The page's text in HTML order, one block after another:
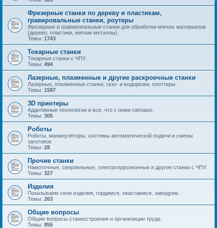
Фрезерные станки по дереву и пластикам,
гравировальные станки, роутеры
Фрезерные и гравировальные станки для обработки мягких материалов
(дерево, пластики, мягкие металлы).
Темы: 1743
Токарные станки
Токарные станки с ЧПУ.
Темы: 494
Лазерные, плазменные и другие раскроечные станки
Лазерные, плазменные станки, газо- и водорезки, плоттеры.
Темы: 1587
3D принтеры
Аддитивные технологии и все, что с ними связано.
Темы: 305
Роботы
Роботы, манипуляторы, системы автоматической подачи и смены
заготовок
Темы: 28
Прочие станки
Намоточные, сверлильные, электроэррозионные и другие станки с ЧПУ.
Темы: 327
Изделия
Показываем свои изделия, гордимся, хвастаемся, завидуем.
Темы: 263
Общие вопросы
Общие вопросы станкостроения и организиции труда.
Темы: 855